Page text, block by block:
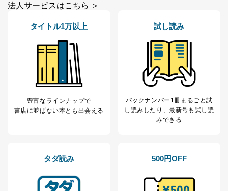
法人サービスはこちら ＞
タイトル1万以上
豊富なラインナップで
書店に並ばない本とも出会える
試し読み
バックナンバー1冊まるごと試
し読み したり、最新号も試し読
みできる
タダ読み 500円OFF